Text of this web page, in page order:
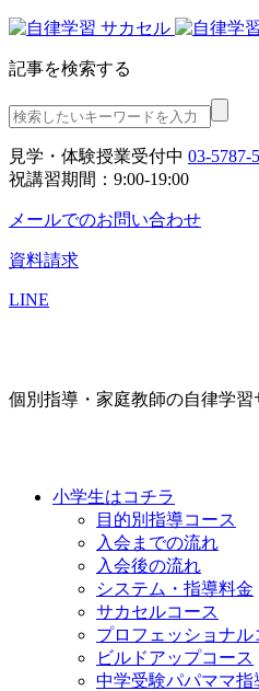
記事を検索する
見学・体験授業受付中 03-5787-
祝講習期間：9:00-19:00
メールでのお問い合わせ
資料請求
LINE
個別指導・家庭教師の自律学習
小学生はコチラ
目的別指導コース
入会までの流れ
入会後の流れ
システム・指導料金
サカセルコース
プロフェッショナル
ビルドアップコース
中学受験パパママ指